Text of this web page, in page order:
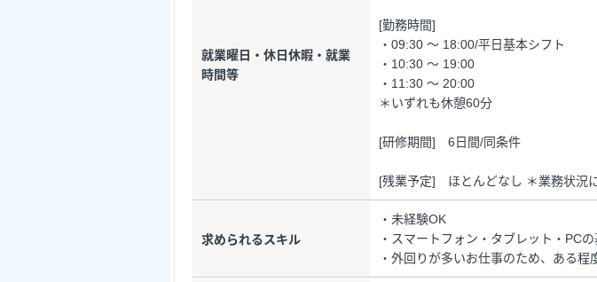
就業曜日・休日休暇・就業
時間等
[勤務時間]
・09:30 ～ 18:00/平日基本シフト
・10:30 ～ 19:00
・11:30 ～ 20:00
＊いずれも休憩60分
[研修期間] 6日間/同条件
[残業予定] ほとんどなし ＊業務状況
求められるスキル
・未経験OK
・スマートフォン・タブレット・PC
・外回りが多いお仕事のため、ある